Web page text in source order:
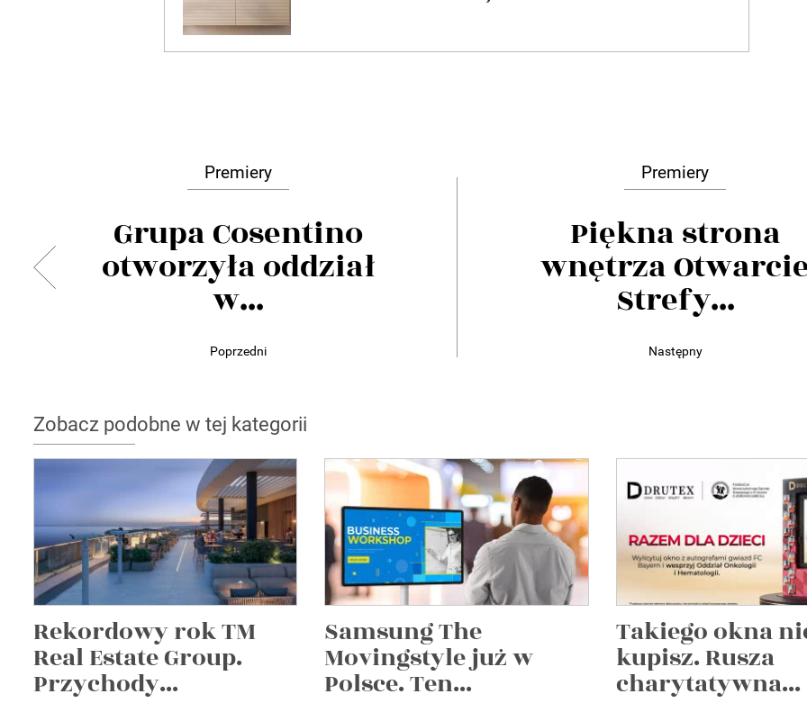
Premiery
Grupa Cosentino
otworzyła oddział
w...
Poprzedni
Premiery
Piękna strona
wnętrza
Strefy...
Następny
Zobacz podobne w tej kategorii
Rekordowy rok TM
Real Estate Group.
Przychody...
Samsung The
Movingstyle już w
Polsce. Ten...
Takiego okna
kupisz. Rusza
charytatywna...